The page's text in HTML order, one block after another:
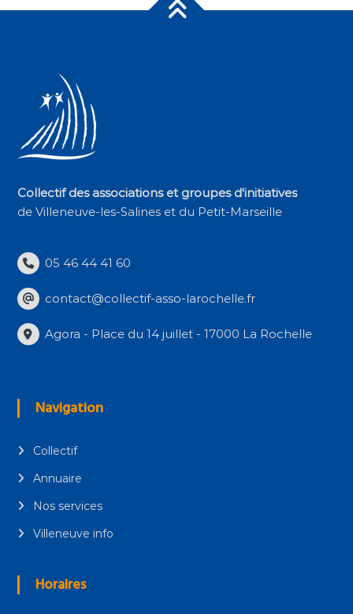
Collectif des associations et groupes d'initiatives
de Villeneuve-les-Salines et du Petit-Marseille
05 46 44 41 60
contact@collectif-asso-larochelle.fr
Agora - Place du 14 juillet - 17000 La Rochelle
Navigation
Collectif
Annuaire
Nos services
Villeneuve info
Horaires